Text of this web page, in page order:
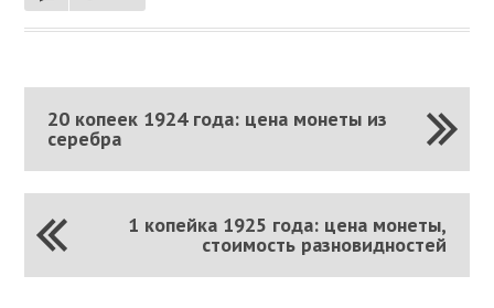
20 копеек 1924 года: цена монеты из
серебра
1 копейка 1925 года: цена монеты,
стоимость разновидностей